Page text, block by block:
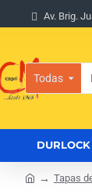
Av. Brig.
Todas
Buscar...
DURLOCK
Tapas